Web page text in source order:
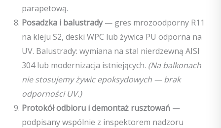
parapetową.
Posadzka i balustrady— gres mrozoodporny R11
na kleju S2, deski WPC lub żywica PU odporna na
UV. Balustrady: wymiana na stal nierdzewną AISI
304 lub modernizacja istniejących. (Na balkonach
nie stosujemy żywic epoksydowych — brak
odporności UV.)
Protokół odbioru i demontaż rusztowań —
podpisany wspólnie z inspektorem nadzoru